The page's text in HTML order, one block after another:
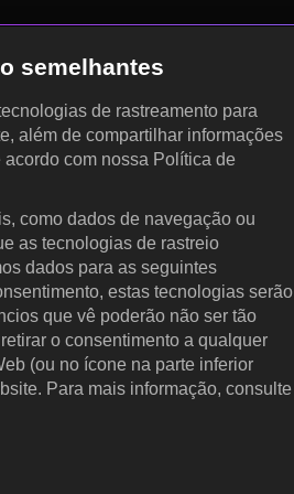
semelhantes
de rastreamento para
além de compartilhar informações
com nossa Política de
como dados de navegação ou
as tecnologias de rastreio
dados para as seguintes
estas tecnologias serão
que vê poderão não ser tão
o consentimento a qualquer
(ou no ícone na parte inferior
Para mais informação, consulte